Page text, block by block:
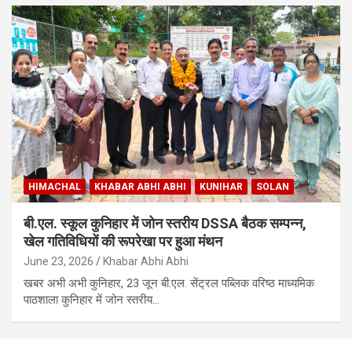
HIMACHAL KHABAR ABHI ABHI KUNIHAR SOLAN
बी.एल. स्कूल कुनिहार में जोन स्तरीय DSSA बैठक सम्पन्न,
खेल गतिविधियों की रूपरेखा पर हुआ मंथन
June 23, 2026 Khabar Abhi Abhi
खबर अभी अभी कुनिहार, 23 जून बी.एल. सेंट्रल पब्लिक वरिष्ठ माध्यमिक
पाठशाला कुनिहार में जोन स्तरीय…